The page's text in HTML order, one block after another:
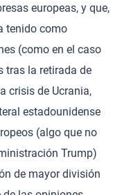
europeas, y que,
tenido como
(como en el caso
tras la retirada de
crisis de Ucrania,
estadounidense
(algo que no
Trump)
de mayor división